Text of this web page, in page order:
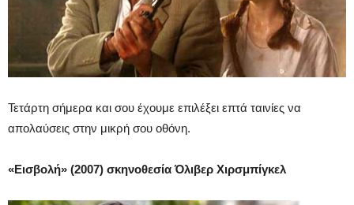
Τετάρτη σήμερα και σου έχουμε επιλέξει επτά ταινίες να
απολαύσεις στην μικρή σου οθόνη.
«Εισβολή» (2007) σκηνοθεσία Όλιβερ Χιρσμπίγκελ